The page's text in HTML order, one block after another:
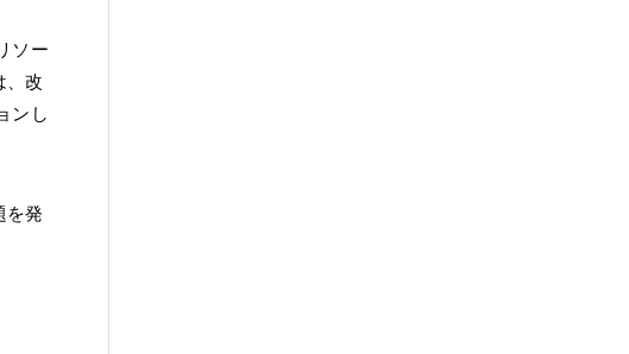
ソー
、改
ンし
を発